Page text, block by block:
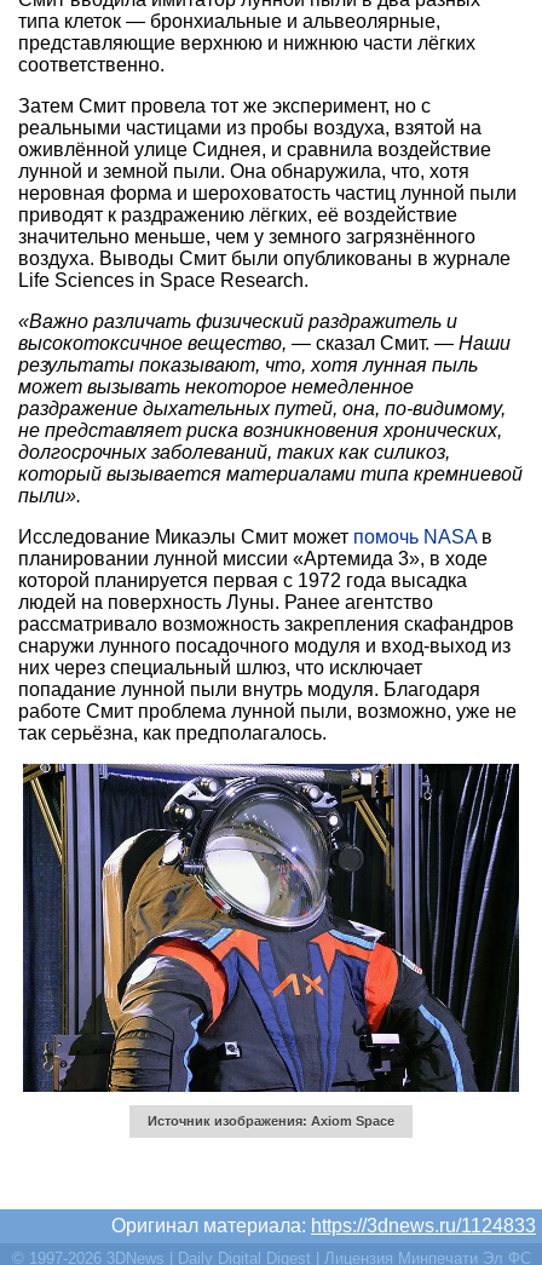
типа клеток — бронхиальные и альвеолярные,
представляющие верхнюю и нижнюю части лёгких
соответственно.
Затем Смит провела тот же эксперимент, но с
реальными частицами из пробы воздуха, взятой на
оживлённой улице Сиднея, и сравнила воздействие
лунной и земной пыли. Она обнаружила, что, хотя
неровная форма и шероховатость частиц лунной пыли
приводят к раздражению лёгких, её воздействие
значительно меньше, чем у земного загрязнённого
воздуха. Выводы Смит были опубликованы в журнале
Life Sciences in Space Research.
«Важно различать физический раздражитель и
высокотоксичное вещество, — сказал Смит. — Наши
результаты показывают, что, хотя лунная пыль
может вызывать некоторое немедленное
раздражение дыхательных путей, она, по-видимому,
не представляет риска возникновения хронических,
долгосрочных заболеваний, таких как силикоз,
который вызывается материалами типа кремниевой
пыли».
Исследование Микаэлы Смит может помочь NASAв
планировании лунной миссии «Артемида 3», в ходе
которой планируется первая с 1972 года высадка
людей на поверхность Луны. Ранее агентство
рассматривало возможность закрепления скафандров
снаружи лунного посадочного модуля и вход-выход из
них через специальный шлюз, что исключает
попадание лунной пыли внутрь модуля. Благодаря
работе Смит проблема лунной пыли, возможно, уже не
так серьёзна, как предполагалось.
Источник изображения: Axiom Space
Оригинал материала: https://3dnews.ru/1124833
© 1997-2026 3DNews | Daily Digital Digest | Лицензия Минпечати Эл ФС